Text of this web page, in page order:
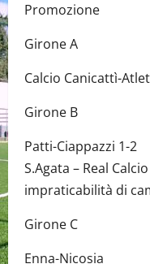
Promozione
Girone A
Calcio Canicattì-
Girone B
Patti-Ciappazzi 1-2
S.Agata – Real
impraticabilità di
Girone C
Enna-Nicosia